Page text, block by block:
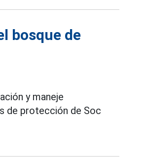
bosque de
y maneje
de protección de Soc